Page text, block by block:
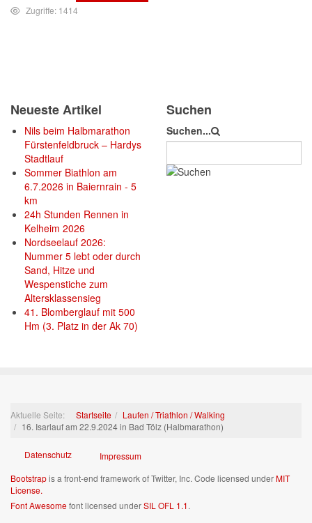
Zugriffe: 1414
Neueste Artikel
Nils beim Halbmarathon
Fürstenfeldbruck – Hardys
Stadtlauf
Sommer Biathlon am
6.7.2026 in Baiernrain - 5
km
24h Stunden Rennen in
Kelheim 2026
Nordseelauf 2026:
Nummer 5 lebt oder durch
Sand, Hitze und
Wespenstiche zum
Altersklassensieg
41. Blomberglauf mit 500
Hm (3. Platz in der Ak 70)
Suchen
Suchen...
Aktuelle Seite: Startseite
Laufen / Triathlon / Walking
16. Isarlauf am 22.9.2024 in Bad Tölz (Halbmarathon)
Datenschutz
Impressum
Bootstrapis a front-end framework of Twitter, Inc. Code licensed underMIT
License.
Font Awesomefont licensed underSIL OFL 1.1.